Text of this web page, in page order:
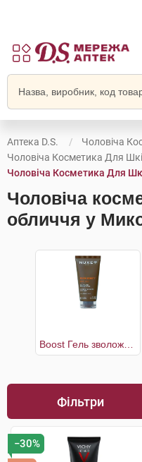
Аптека D.S.
Чоловіча
Чоловіча Косметика Для
Чоловіча Косметика Для
Чоловіча
обличчя у
Фільтри
−30%